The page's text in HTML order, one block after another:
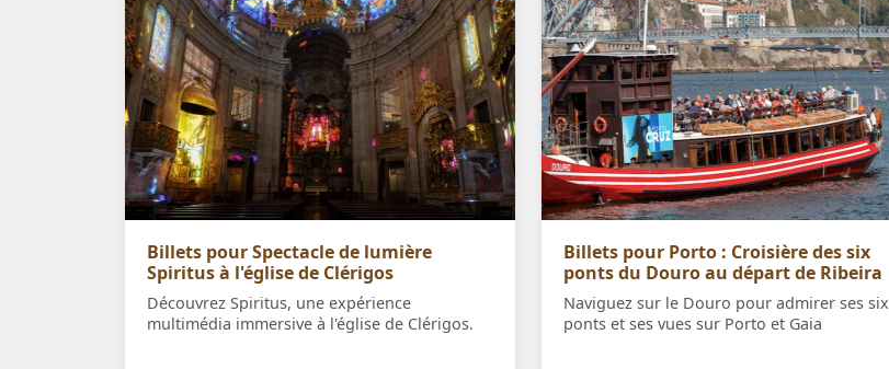
Billets pour Spectacle de lumière
Spiritus à l'église de Clérigos
Découvrez Spiritus, une expérience
multimédia immersive à l'église de Clérigos.
Billets pour Porto : Croisière des six
ponts du Douro au départ de Ribeira
Naviguez sur le Douro pour admirer ses six
ponts et ses vues sur Porto et Gaia